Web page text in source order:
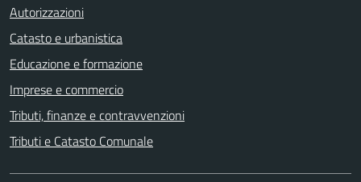
Autorizzazioni
Catasto e urbanistica
Educazione e formazione
Imprese e commercio
Tributi, finanze e contravvenzioni
Tributi e Catasto Comunale